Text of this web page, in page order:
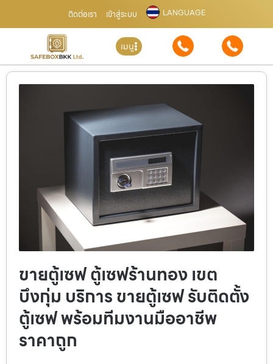
ติดต่อเรา เข้าสู่ระบบ LANGUAGE
เมนู
ขายตู้เซฟ ตู้เซฟร้านทอง เขต
บึงกุ่ม บริการ ขายตู้เซฟ รับติดตั้ง
ตู้เซฟ พร้อมทีมงานมืออาชีพ
ราคาถูก